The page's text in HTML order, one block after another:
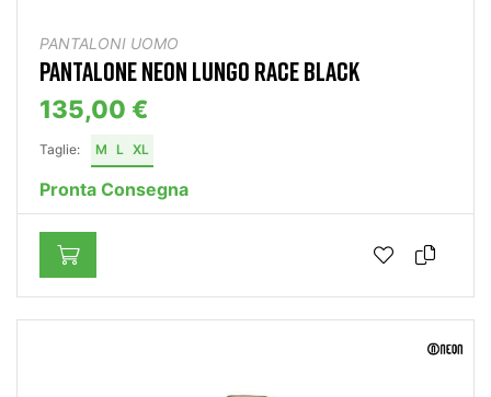
PANTALONI UOMO
PANTALONE NEON LUNGO RACE BLACK
135,00 €
Taglie: M L XL
Pronta Consegna